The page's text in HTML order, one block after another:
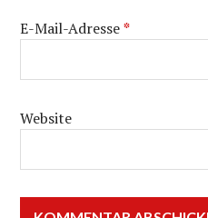
E-Mail-Adresse*
Website